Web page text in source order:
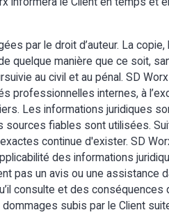
par le droit d’auteur. La
quelque manière que ce soit,
au civil et au pénal. SD
professionnelles internes, à
Les informations juridiques
fiables sont utilisées.
continue d'exister. SD
des informations
pas un avis ou une
consulte et des
subis par le Client